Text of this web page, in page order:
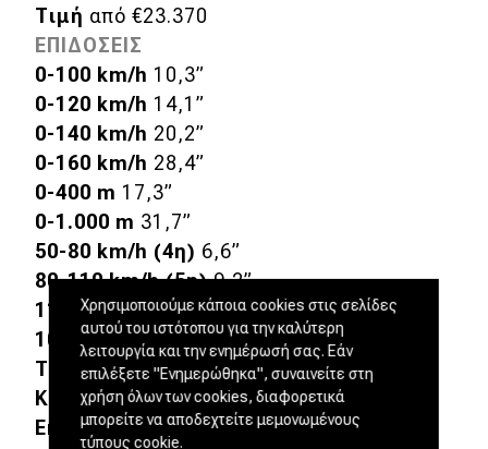
Τιμή από €23.370
ΕΠΙΔΟΣΕΙΣ
0-100 km/h 10,3”
0-120 km/h 14,1”
0-140 km/h 20,2”
0-160 km/h 28,4”
0-400 m 17,3”
0-1.000 m 31,7”
50-80 km/h (4η) 6,6”
80-110 km/h (5η)9,2”
110-140 km/h (6η)15,7”
100-0 km/h41,9 m
Τελική ταχύτητα190 km/h
Κατανάλωση9,1 lt/100 km
Εκπομπές CO 149
Χρησιμοποιούμε κάποια cookies στις σελίδες
αυτού του ιστότοπου για την καλύτερη
λειτουργία και την ενημέρωσή σας. Εάν
επιλέξετε "Ενημερώθηκα", συναινείτε στη
χρήση όλων των cookies, διαφορετικά
μπορείτε να αποδεχτείτε μεμονωμένους
τύπους cookie.